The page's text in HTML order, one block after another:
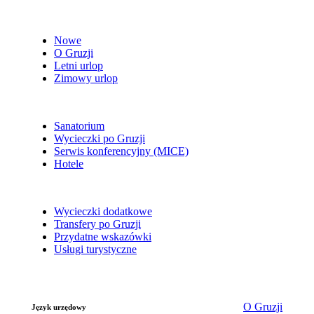
Nowe
O Gruzji
Letni urlop
Zimowy urlop
Sanatorium
Wycieczki po Gruzji
Serwis konferencyjny (MICE)
Hotele
Wycieczki dodatkowe
Transfery po Gruzji
Przydatne wskazówki
Usługi turystyczne
Język urzędowy O Gruzji